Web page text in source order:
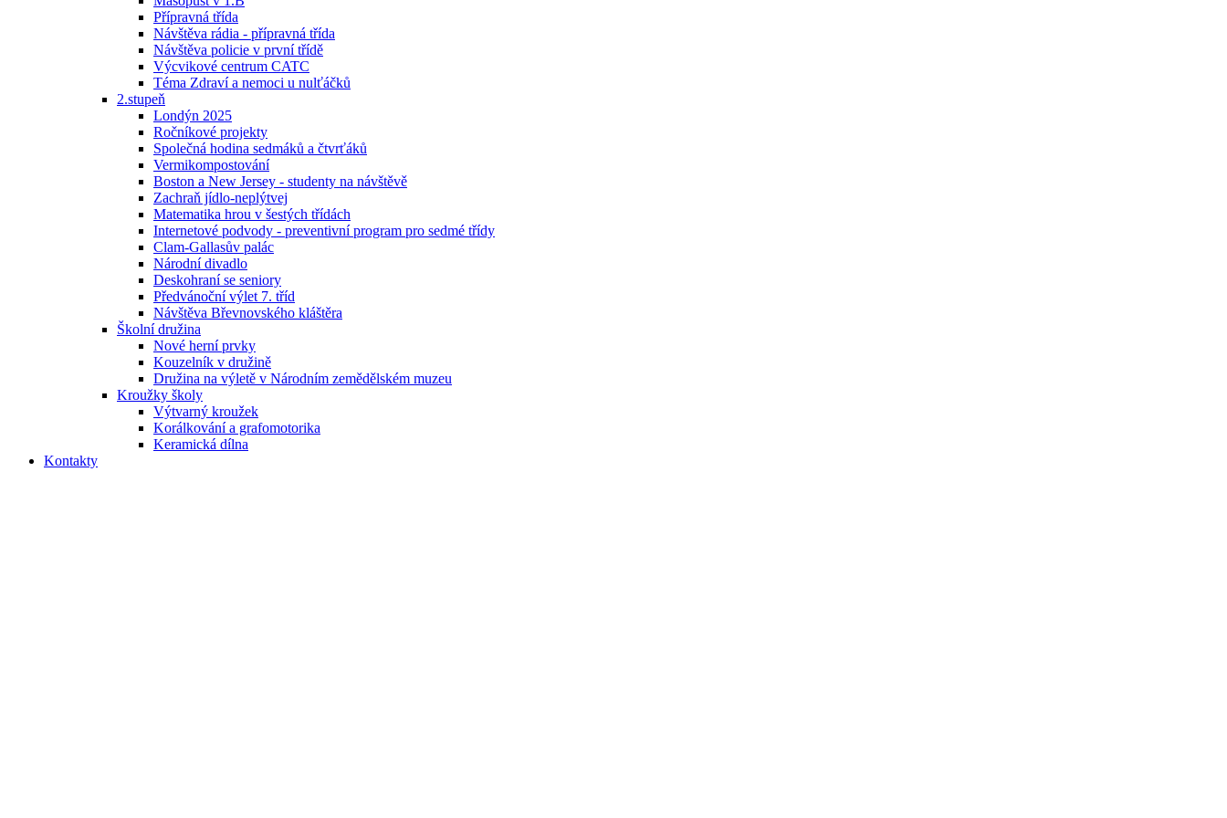
Přípravná třída
Návštěva rádia - přípravná třída
Návštěva policie v první třídě
Výcvikové centrum CATC
Téma Zdraví a nemoci u nulťáčků
2.stupeň
Londýn 2025
Ročníkové projekty
Společná hodina sedmáků a čtvrťáků
Vermikompostování
Boston a New Jersey - studenty na návštěvě
Zachraň jídlo-neplýtvej
Matematika hrou v šestých třídách
Internetové podvody - preventivní program pro sedmé třídy
Clam-Gallasův palác
Národní divadlo
Deskohraní se seniory
Předvánoční výlet 7. tříd
Návštěva Břevnovského kláštěra
Školní družina
Nové herní prvky
Kouzelník v družině
Družina na výletě v Národním zemědělském muzeu
Kroužky školy
Výtvarný kroužek
Korálkování a grafomotorika
Keramická dílna
Kontakty